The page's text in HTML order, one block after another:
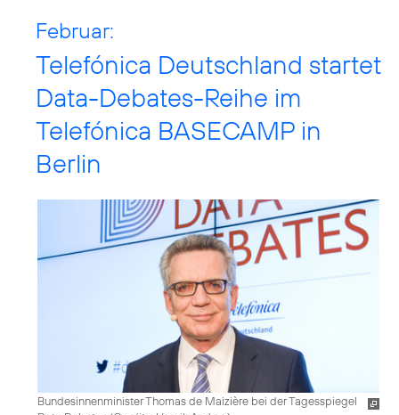
Februar:
Telefónica Deutschland startet
Data-Debates-Reihe im
Telefónica BASECAMP in
Berlin
Bundesinnenminister Thomas de Maizière bei der Tagesspiegel